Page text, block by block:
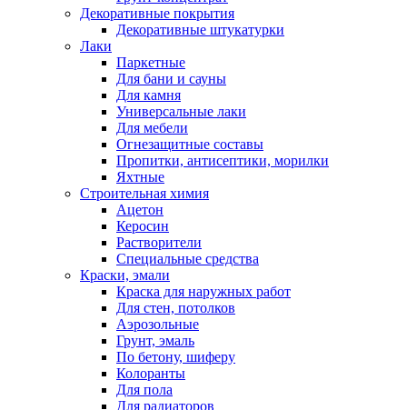
Декоративные покрытия
Декоративные штукатурки
Лаки
Паркетные
Для бани и сауны
Для камня
Универсальные лаки
Для мебели
Огнезащитные составы
Пропитки, антисептики, морилки
Яхтные
Строительная химия
Ацетон
Керосин
Растворители
Специальные средства
Краски, эмали
Краска для наружных работ
Для стен, потолков
Аэрозольные
Грунт, эмаль
По бетону, шиферу
Колоранты
Для пола
Для радиаторов